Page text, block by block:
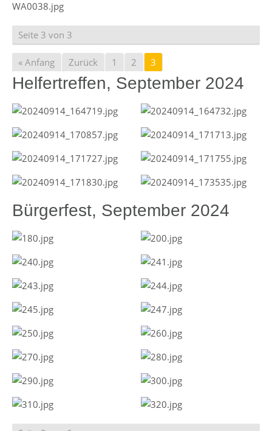
Seite 3 von 3
« Anfang Zurück 1 2 3
Helfertreffen, September 2024
Bürgerfest, September 2024